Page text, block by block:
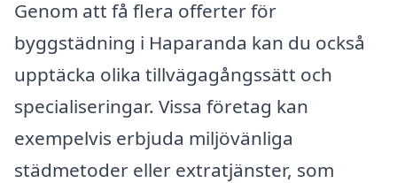
Genom att få flera offerter för
byggstädning i Haparanda kan du också
upptäcka olika tillvägagångssätt och
specialiseringar. Vissa företag kan
exempelvis erbjuda miljövänliga
städmetoder eller extratjänster, som